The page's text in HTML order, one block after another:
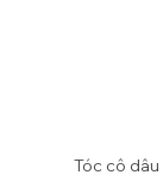
Tóc cô